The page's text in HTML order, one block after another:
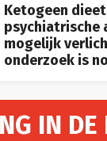
Ketogeen
psychiatrische
mogelijk
onderzoek is
IN DE